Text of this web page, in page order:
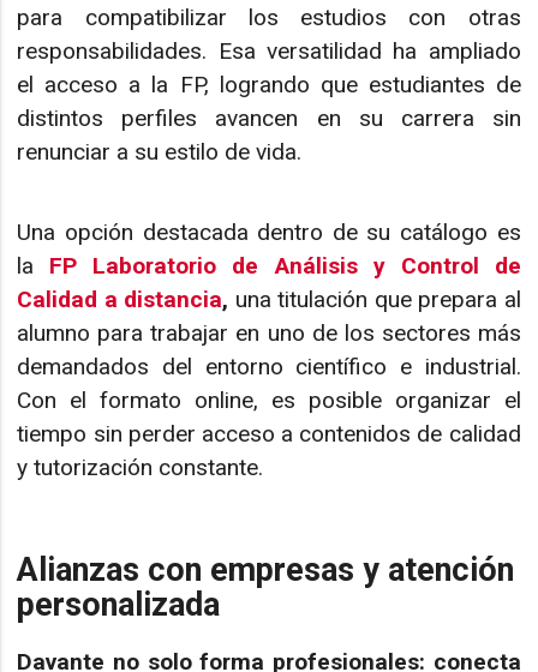
para compatibilizar los estudios con otras
responsabilidades. Esa versatilidad ha ampliado
el acceso a la FP, logrando que estudiantes de
distintos perfiles avancen en su carrera sin
renunciar a su estilo de vida.
Una opción destacada dentro de su catálogo es
la
FP Laboratorio de Análisis y Control de
Calidad a distancia, una titulación que prepara al
alumno para trabajar en uno de los sectores más
demandados del entorno científico e industrial.
Con el formato online, es posible organizar el
tiempo sin perder acceso a contenidos de calidad
y tutorización constante.
Alianzas con empresas y atención
personalizada
Davante no solo forma profesionales: conecta